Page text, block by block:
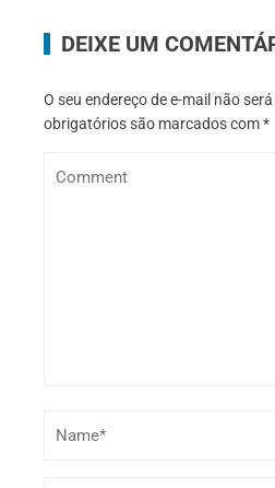
DEIXE UM
O seu endereço de e-mail não
obrigatórios são marcados com*